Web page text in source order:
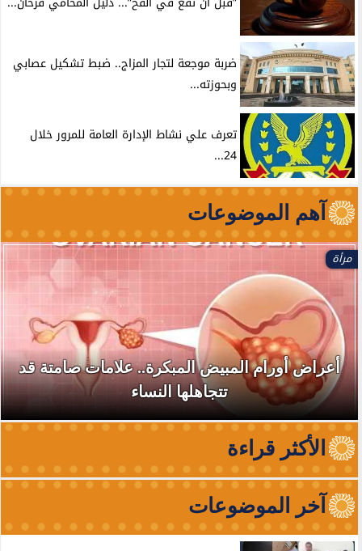
ضربة موجعة لتجار المزاج.. ضبط تشكيل عصابي
وبحوزته...
تعرف علي نشاط الإدارة العامة للمرور خلال
24...
آهم الموضوعات
مرأة
أعراض أورام المبيض المبكرة.. علامات صامتة قد
تتجاهلها النساء
الأكثر قراءة
آخر الموضوعات